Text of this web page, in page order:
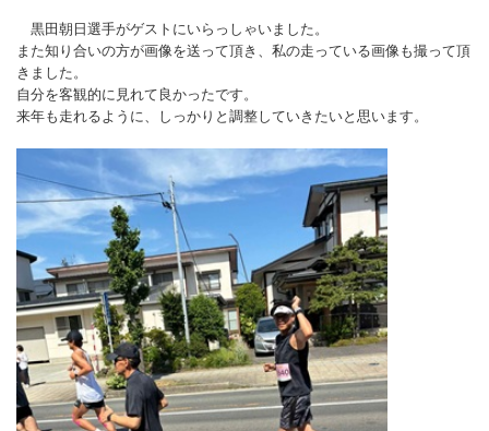
黒田朝日選手がゲストにいらっしゃいました。
また知り合いの方が画像を送って頂き、私の走っている画像も撮って頂
きました。
自分を客観的に見れて良かったです。
来年も走れるように、しっかりと調整していきたいと思います。